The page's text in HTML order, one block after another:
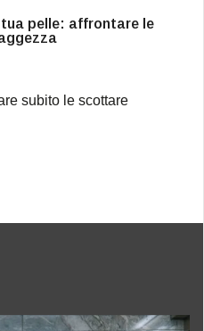
pelle: affrontare le
subito le scottare